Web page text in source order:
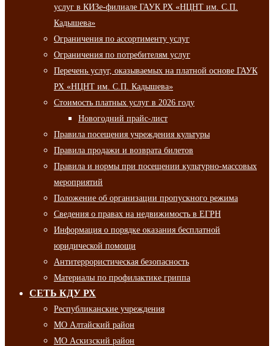
услуг в КИЗе-филиале ГАУК РХ «НЦНТ им. С.П.
Кадышева»
Ограничения по ассортименту услуг
Ограничения по потребителям услуг
Перечень услуг, оказываемых на платной основе ГАУК
РХ «НЦНТ им. С.П. Кадышева»
Стоимость платных услуг в 2026 году
Новогодний прайс-лист
Правила посещения учреждения культуры
Правила продажи и возврата билетов
Правила и нормы при посещении культурно-массовых
мероприятий
Положение об организации пропускного режима
Сведения о правах на недвижимость в ЕГРН
Информация о порядке оказания бесплатной
юридической помощи
Антитеррористическая безопасность
Материалы по профилактике гриппа
СЕТЬ КДУ РХ
Республиканские учреждения
МО Алтайский район
МО Аскизский район